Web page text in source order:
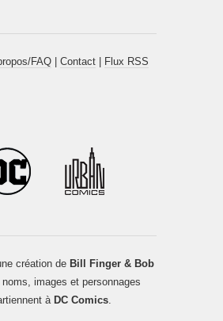
FAQ| Contact| Flux RSS
création de Bill Finger & Bob
images et personnages
à DC Comics.